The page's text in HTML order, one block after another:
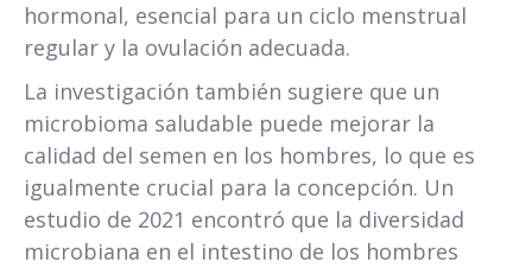
hormonal, esencial para un ciclo menstrual
regular y la ovulación adecuada.
La investigación también sugiere que un
microbioma saludable puede mejorar la
calidad del semen en los hombres, lo que es
igualmente crucial para la concepción. Un
estudio de 2021 encontró que la diversidad
microbiana en el intestino de los hombres